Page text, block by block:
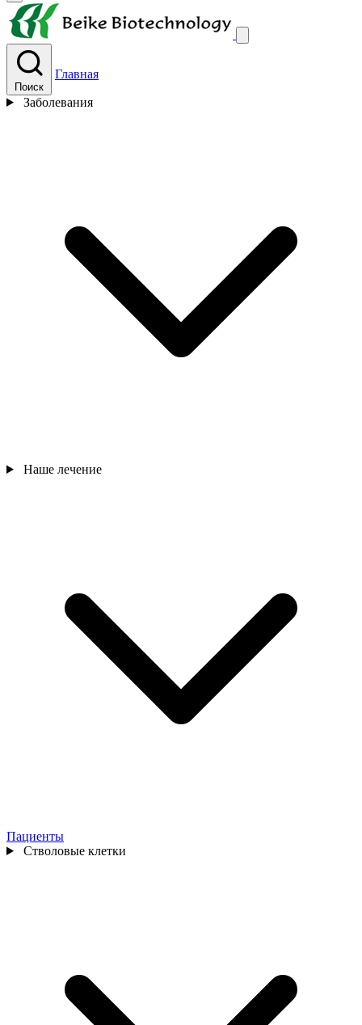
Поиск
Главная
Заболевания
Наше лечение
Пациенты
Стволовые клетки